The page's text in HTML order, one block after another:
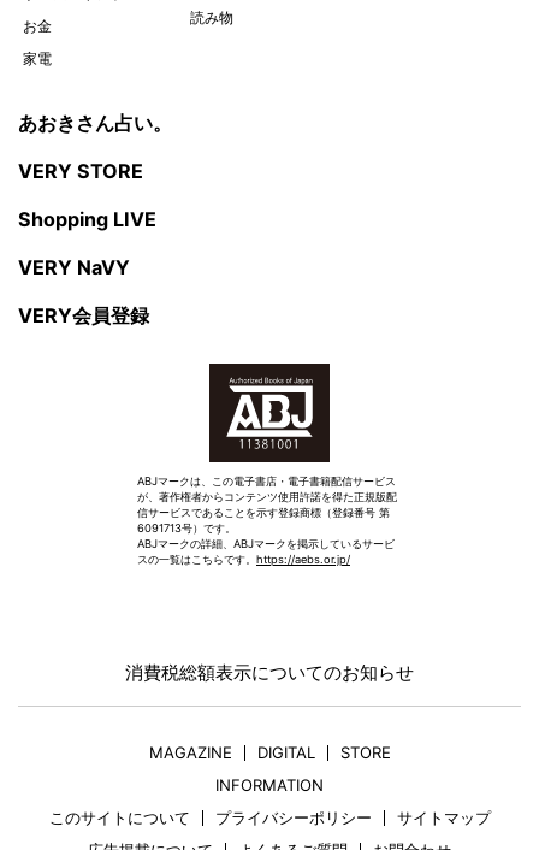
お金
家電
読み物
あおきさん占い。
VERY STORE
Shopping LIVE
VERY NaVY
VERY会員登録
ABJマークは、この電子書店・電子書籍配信サービス
が、著作権者からコンテンツ使用許諾を得た正規版配
信サービスであることを示す登録商標（登録番号 第
6091713号）です。
ABJマークの詳細、ABJマークを掲示しているサービ
スの一覧はこちらです。 https://aebs.or.jp/
消費税総額表示についてのお知らせ
MAGAZINE DIGITAL
STORE
INFORMATION
このサイトについて
プライバシーポリシー
サイトマップ